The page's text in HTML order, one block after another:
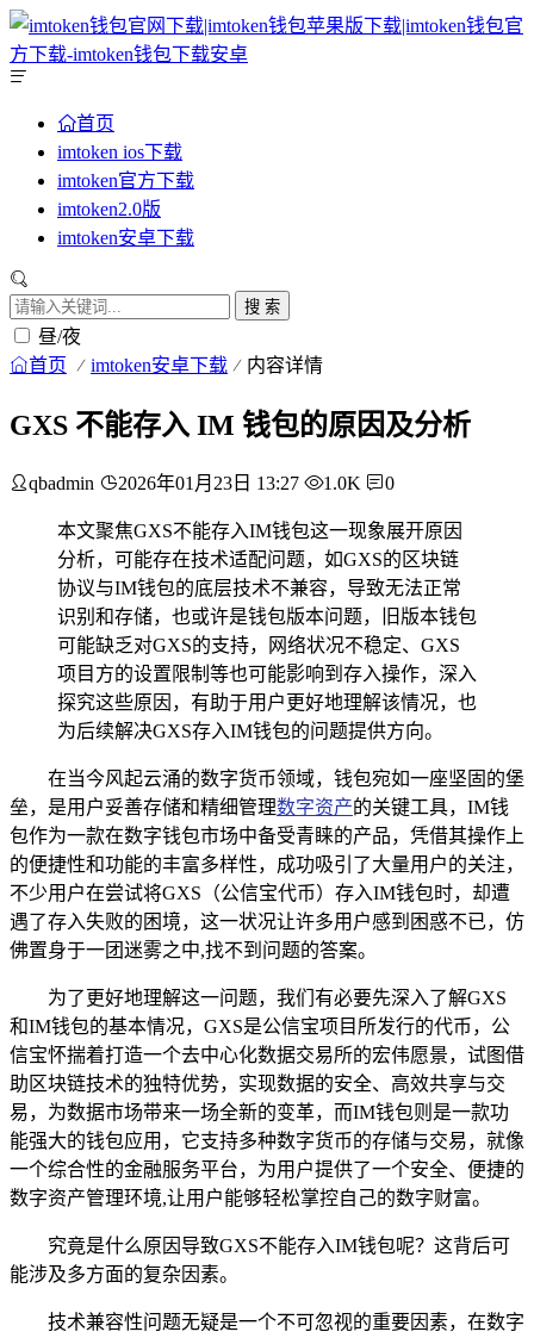
首页
imtoken ios下载
imtoken官方下载
imtoken2.0版
imtoken安卓下载
搜 索
昼/夜
首页 imtoken安卓下载 内容详情
GXS 不能存入 IM 钱包的原因及分析
qbadmin 2026年01月23日 13:27 1.0K 0
本文聚焦GXS不能存入IM钱包这一现象展开原因
分析，可能存在技术适配问题，如GXS的区块链
协议与IM钱包的底层技术不兼容，导致无法正常
识别和存储，也或许是钱包版本问题，旧版本钱包
可能缺乏对GXS的支持，网络状况不稳定、GXS
项目方的设置限制等也可能影响到存入操作，深入
探究这些原因，有助于用户更好地理解该情况，也
为后续解决GXS存入IM钱包的问题提供方向。
在当今风起云涌的数字货币领域，钱包宛如一座坚固的堡
垒，是用户妥善存储和精细管理数字资产的关键工具，IM钱
包作为一款在数字钱包市场中备受青睐的产品，凭借其操作上
的便捷性和功能的丰富多样性，成功吸引了大量用户的关注，
不少用户在尝试将GXS（公信宝代币）存入IM钱包时，却遭
遇了存入失败的困境，这一状况让许多用户感到困惑不已，仿
佛置身于一团迷雾之中,找不到问题的答案。
为了更好地理解这一问题，我们有必要先深入了解GXS
和IM钱包的基本情况，GXS是公信宝项目所发行的代币，公
信宝怀揣着打造一个去中心化数据交易所的宏伟愿景，试图借
助区块链技术的独特优势，实现数据的安全、高效共享与交
易，为数据市场带来一场全新的变革，而IM钱包则是一款功
能强大的钱包应用，它支持多种数字货币的存储与交易，就像
一个综合性的金融服务平台，为用户提供了一个安全、便捷的
数字资产管理环境,让用户能够轻松掌控自己的数字财富。
究竟是什么原因导致GXS不能存入IM钱包呢？这背后可
能涉及多方面的复杂因素。
技术兼容性问题无疑是一个不可忽视的重要因素，在数字